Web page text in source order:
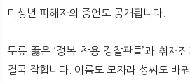
미성년 피해자의 증언도 공개됩니다.
무릎 꿇은 ‘정복 착용 경찰관들’과 취재
결국 잡힙니다. 이름도 모자라 성씨도 바